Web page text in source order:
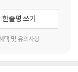
한줄평 쓰기
택 및 유의사항